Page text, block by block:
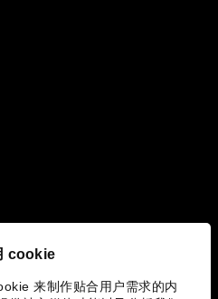
cookie
来制作贴合用户需求的内